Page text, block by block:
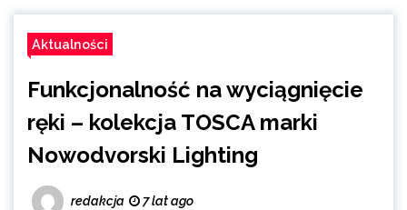
Aktualności
Funkcjonalność na wyciągnięcie
ręki – kolekcja TOSCA marki
Nowodvorski Lighting
redakcja 7 lat ago